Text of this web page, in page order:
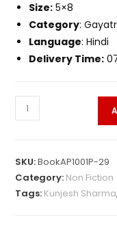
Size: 5×8
Category:
Language: Hindi
Delivery Time:
SKU:BookAP1001P-29
Category: Non Fiction
Tags: Kunjesh Sharma